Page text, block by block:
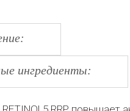
ингредиенты: